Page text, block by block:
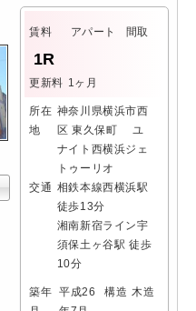
賃料 アパート 間取
1R
更新料 1ヶ月
所在
地
神奈川県横浜市西
区 東久保町 ユ
ナイト西横浜ジェ
トゥーリオ
交通 相鉄本線西横浜駅
徒歩13分
湘南新宿ライン宇
須保土ヶ谷駅 徒歩
10分
築年 平成26
構造 木造